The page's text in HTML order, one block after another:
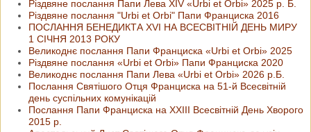
Різдвяне послання Папи Лева ХІV «Urbi et Orbi» 2025 р. Б.
Різдвяне послання "Urbi et Orbi" Папи Франциска 2016
ПОСЛАННЯ БЕНЕДИКТА XVI НА ВСЕСВІТНІЙ ДЕНЬ МИРУ
1 СІЧНЯ 2013 РОКУ
Великоднє послання Папи Франциска «Urbi et Orbi» 2025
Різдвяне послання «Urbi et Orbi» Папи Франциска 2020
Великоднє послання Папи Лева «Urbi et Orbi» 2026 р.Б.
Послання Святішого Отця Франциска на 51-й Всесвітній
день суспільних комунікацій
Послання Папи Франциска на ХХІІІ Всесвітній День Хворого
2015 р.